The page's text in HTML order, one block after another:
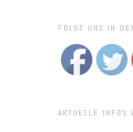
FOLGT UNS IN
AKTUELLE INFOS